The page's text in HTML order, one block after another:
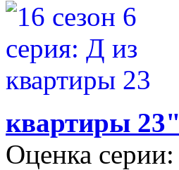
квартиры 23"
Оценка серии: